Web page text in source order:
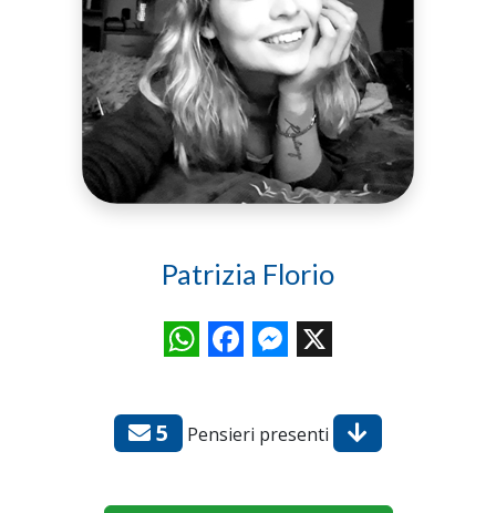
Patrizia Florio
WhatsAppFacebookMessenger
X
5 Pensieri presenti